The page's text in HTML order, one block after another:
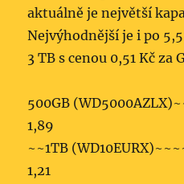
aktuálně je největší
Nejvýhodnější je i po
3 TB s cenou 0,51 Kč za
500GB
1,89
~~1TB
1,21